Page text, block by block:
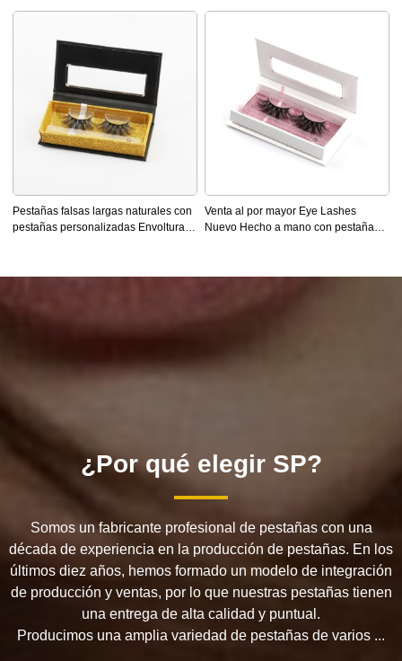
empaquetado de pestañas
Pestañas falsas largas naturales con
pestañas personalizadas Envoltura
Venta al por mayor Eye Lashes
Nuevo Hecho a mano con pestañas
¿Por qué elegir SP?
Somos un fabricante profesional de pestañas con una
década de experiencia en la producción de pestañas. En los
últimos diez años, hemos formado un modelo de integración
de producción y ventas, por lo que nuestras pestañas tienen
una entrega de alta calidad y puntual.
Producimos una amplia variedad de pestañas de varios ...